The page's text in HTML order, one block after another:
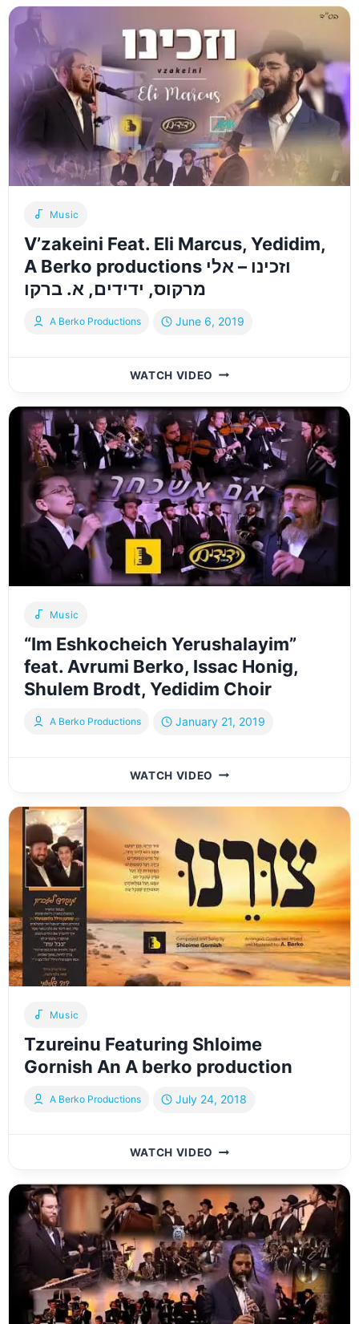
שירה.אברמי
קטע
מנוסח
וויז’ניץ
AHERLE
SAMET,
SHIRA
CHOIR,
ABERKO
PRODUCTION
Music
V’zakeini Feat. Eli Marcus, Yedidim,
A Berko productions וזכינו – אלי
מרקוס, ידידים, א. ברקו
A Berko Productions June 6, 2019
WATCH VIDEO V’ZAKEINI
ELI
MARCUS,
YEDIDIM,
A
BERKO
PRODUCTIONS
וזכינו
–
אלי
מרקוס,
ידידים,
א.
Music
“Im Eshkocheich Yerushalayim”
feat. Avrumi Berko, Issac Honig,
Shulem Brodt, Yedidim Choir
A Berko Productions January 21, 2019
WATCH VIDEO “IM
YERUSHALAYIM”
AVRUMI
BERKO,
ISSAC
HONIG,
SHULEM
BRODT,
YEDIDIM
CHOIR
Music
Tzureinu Featuring Shloime
Gornish An A berko production
A Berko Productions July 24, 2018
WATCH VIDEO TZUREINU
SHLOIME
GORNISH
AN
A
BERKO
PRODUCTION